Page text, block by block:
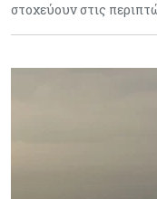
στοχεύουν στις